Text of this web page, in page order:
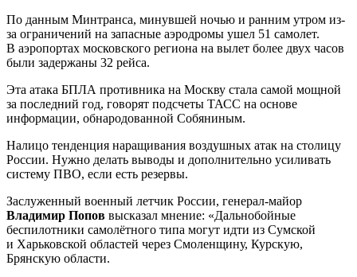
По данным Минтранса, минувшей ночью и ранним утром из-
за ограничений на запасные аэродромы ушел 51 самолет.
В аэропортах московского региона на вылет более двух часов
были задержаны 32 рейса.
Эта атака БПЛА противника на Москву стала самой мощной
за последний год, говорят подсчеты ТАСС на основе
информации, обнародованной Собяниным.
Налицо тенденция наращивания воздушных атак на столицу
России. Нужно делать выводы и дополнительно усиливать
систему ПВО, если есть резервы.
Заслуженный военный летчик России, генерал-майор
Владимир Попов высказал мнение: «Дальнобойные
беспилотники самолётного типа могут идти из Сумской
и Харьковской областей через Смоленщину, Курскую,
Брянскую области.